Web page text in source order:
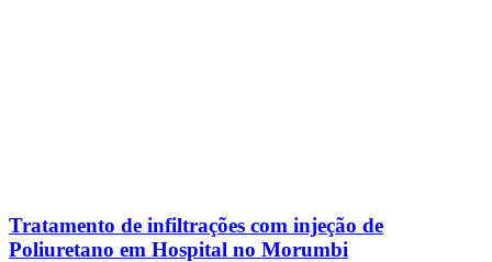
Tratamento de infiltrações com injeção de
Poliuretano em Hospital no Morumbi​